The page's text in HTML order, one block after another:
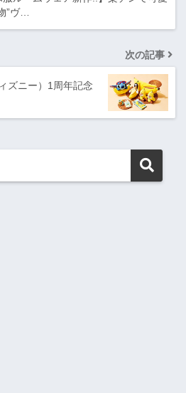
”ヴ…
次の記事
ズニー）1周年記念